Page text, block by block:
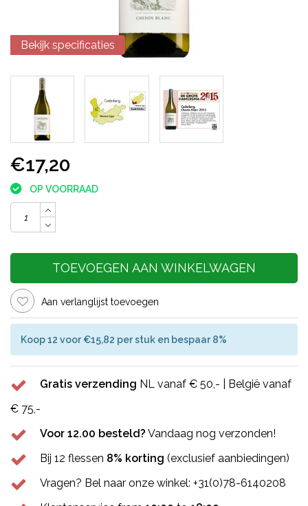
Bekijk specificaties
€17,20
OP VOORRAAD
TOEVOEGEN AAN WINKELWAGEN
Aan verlanglijst toevoegen
Koop 12 voor €15,82 per stuk en bespaar 8%
Gratis verzending NL vanaf € 50,- | België vanaf
€ 75,-
Voor 12.00 besteld? Vandaag nog verzonden!
Bij 12 flessen 8% korting (exclusief aanbiedingen)
Vragen? Bel naar onze winkel: +31(0)78-6140208